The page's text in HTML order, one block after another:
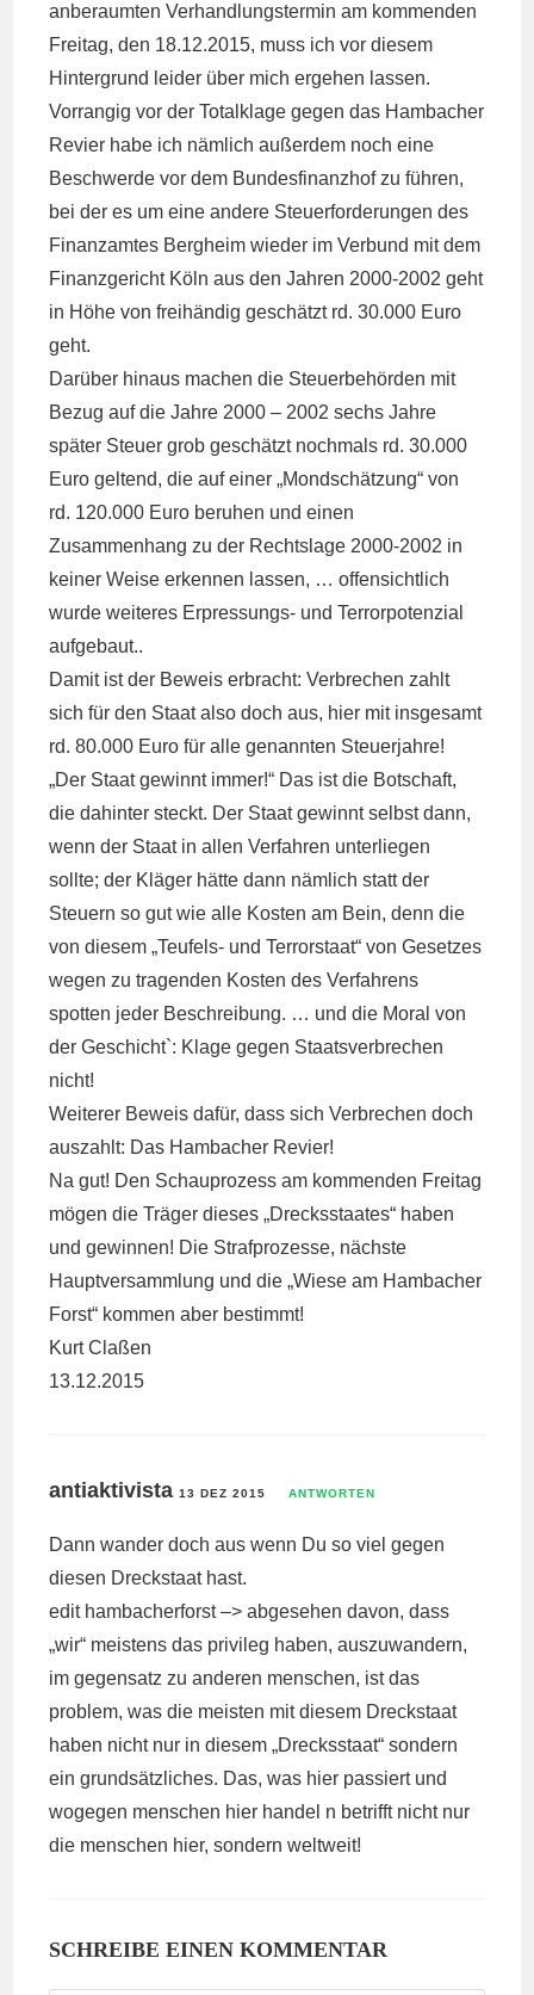
anberaumten Verhandlungstermin am kommenden
Freitag, den 18.12.2015, muss ich vor diesem
Hintergrund leider über mich ergehen lassen.
Vorrangig vor der Totalklage gegen das Hambacher
Revier habe ich nämlich außerdem noch eine
Beschwerde vor dem Bundesfinanzhof zu führen,
bei der es um eine andere Steuerforderungen des
Finanzamtes Bergheim wieder im Verbund mit dem
Finanzgericht Köln aus den Jahren 2000-2002 geht
in Höhe von freihändig geschätzt rd. 30.000 Euro
geht.
Darüber hinaus machen die Steuerbehörden mit
Bezug auf die Jahre 2000 – 2002 sechs Jahre
später Steuer grob geschätzt nochmals rd. 30.000
Euro geltend, die auf einer „Mondschätzung“ von
rd. 120.000 Euro beruhen und einen
Zusammenhang zu der Rechtslage 2000-2002 in
keiner Weise erkennen lassen, … offensichtlich
wurde weiteres Erpressungs- und Terrorpotenzial
aufgebaut..
Damit ist der Beweis erbracht: Verbrechen zahlt
sich für den Staat also doch aus, hier mit insgesamt
rd. 80.000 Euro für alle genannten Steuerjahre!
„Der Staat gewinnt immer!“ Das ist die Botschaft,
die dahinter steckt. Der Staat gewinnt selbst dann,
wenn der Staat in allen Verfahren unterliegen
sollte; der Kläger hätte dann nämlich statt der
Steuern so gut wie alle Kosten am Bein, denn die
von diesem „Teufels- und Terrorstaat“ von Gesetzes
wegen zu tragenden Kosten des Verfahrens
spotten jeder Beschreibung. … und die Moral von
der Geschicht`: Klage gegen Staatsverbrechen
nicht!
Weiterer Beweis dafür, dass sich Verbrechen doch
auszahlt: Das Hambacher Revier!
Na gut! Den Schauprozess am kommenden Freitag
mögen die Träger dieses „Drecksstaates“ haben
und gewinnen! Die Strafprozesse, nächste
Hauptversammlung und die „Wiese am Hambacher
Forst“ kommen aber bestimmt!
Kurt Claßen
13.12.2015
antiaktivista13 DEZ 2015 ANTWORTEN
Dann wander doch aus wenn Du so viel gegen
diesen Dreckstaat hast.
edit hambacherforst –> abgesehen davon, dass
„wir“ meistens das privileg haben, auszuwandern,
im gegensatz zu anderen menschen, ist das
problem, was die meisten mit diesem Dreckstaat
haben nicht nur in diesem „Drecksstaat“ sondern
ein grundsätzliches. Das, was hier passiert und
wogegen menschen hier handel n betrifft nicht nur
die menschen hier, sondern weltweit!
SCHREIBE EINEN KOMMENTAR